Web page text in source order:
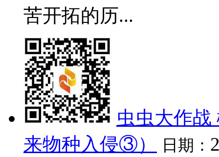
苦开拓的历...
虫虫大作战
来物种入侵③）
日期：